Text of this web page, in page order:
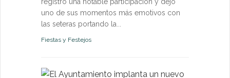
uno de sus momentos más emotivos con
las seteras portando la...
Fiestas y Festejos